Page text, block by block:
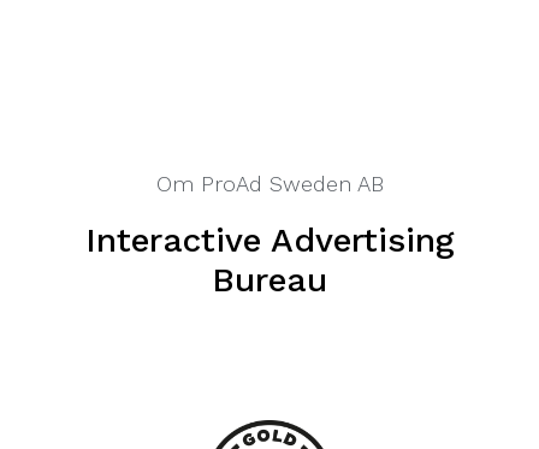
Om ProAd Sweden AB
Interactive Advertising
Bureau